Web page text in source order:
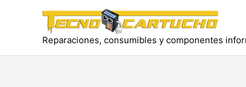
Reparaciones, consumibles y componentes